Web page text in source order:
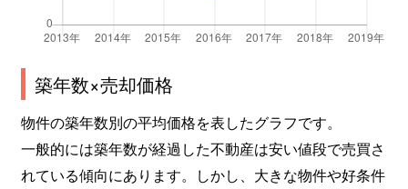
築年数×売却価格
物件の築年数別の平均価格を表したグラフです。
一般的には築年数が経過した不動産は安い値段で売買さ
れている傾向にあります。しかし、大きな物件や好条件